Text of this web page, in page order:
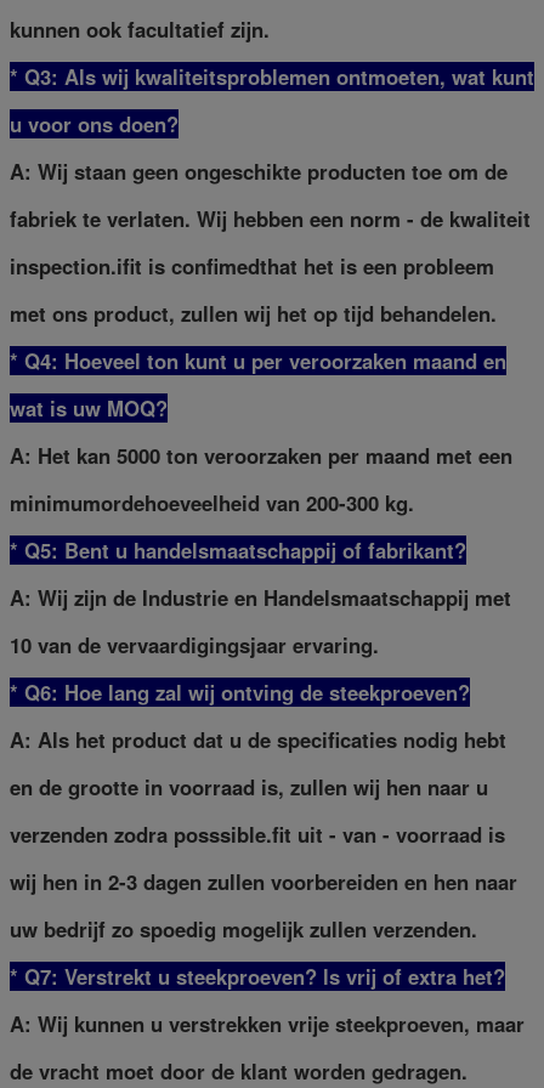
kunnen ook facultatief zijn.
* Q3: Als wij kwaliteitsproblemen ontmoeten, wat kunt
u voor ons doen?
A: Wij staan geen ongeschikte producten toe om de
fabriek te verlaten. Wij hebben een norm - de kwaliteit
inspection.ifit is confimedthat het is een probleem
met ons product, zullen wij het op tijd behandelen.
* Q4: Hoeveel ton kunt u per veroorzaken maand en
wat is uw MOQ?
A: Het kan 5000 ton veroorzaken per maand met een
minimumordehoeveelheid van 200-300 kg.
* Q5: Bent u handelsmaatschappij of fabrikant?
A: Wij zijn de Industrie en Handelsmaatschappij met
10 van de vervaardigingsjaar ervaring.
* Q6: Hoe lang zal wij ontving de steekproeven?
A: Als het product dat u de specificaties nodig hebt
en de grootte in voorraad is, zullen wij hen naar u
verzenden zodra posssible.fit uit - van - voorraad is
wij hen in 2-3 dagen zullen voorbereiden en hen naar
uw bedrijf zo spoedig mogelijk zullen verzenden.
* Q7: Verstrekt u steekproeven? ls vrij of extra het?
A: Wij kunnen u verstrekken vrije steekproeven, maar
de vracht moet door de klant worden gedragen.